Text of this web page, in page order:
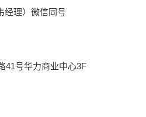
经理）微信同号
41号华力商业中心3F